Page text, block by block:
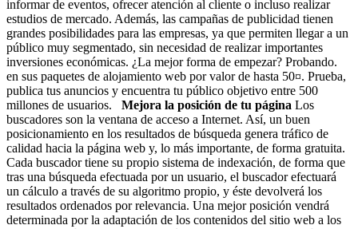
informar de eventos, ofrecer atención al cliente o incluso realizar
estudios de mercado. Además, las campañas de publicidad tienen
grandes posibilidades para las empresas, ya que permiten llegar a un
público muy segmentado, sin necesidad de realizar importantes
inversiones económicas. ¿La mejor forma de empezar? Probando.
en sus paquetes de alojamiento web por valor de hasta 50¤. Prueba,
publica tus anuncios y encuentra tu público objetivo entre 500
millones de usuarios. Mejora la posición de tu página Los
buscadores son la ventana de acceso a Internet. Así, un buen
posicionamiento en los resultados de búsqueda genera tráfico de
calidad hacia la página web y, lo más importante, de forma gratuita.
Cada buscador tiene su propio sistema de indexación, de forma que
tras una búsqueda efectuada por un usuario, el buscador efectuará
un cálculo a través de su algoritmo propio, y éste devolverá los
resultados ordenados por relevancia. Una mejor posición vendrá
determinada por la adaptación de los contenidos del sitio web a los